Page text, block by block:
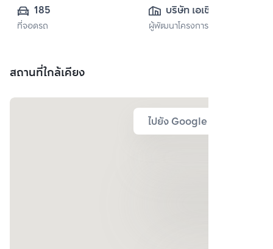
185
ที่จอดรถ
บริษัท เอเชี่ยน
พร็อพเพอร์ตี้ จำกัด
ผู้พัฒนาโครงการ
สถานที่ใกล้เคียง
ไปยัง Google Map